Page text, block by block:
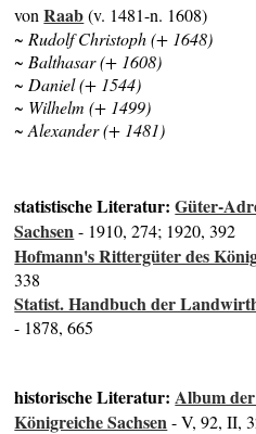
vonRaab(v. 1481-n. 1608)
~ Rudolf Christoph (+ 1648)
~ Balthasar (+ 1608)
~ Daniel (+ 1544)
~ Wilhelm (+ 1499)
~ Alexander (+ 1481)
statistische Literatur:Güter-
Sachsen- 1910, 274; 1920, 392
Hofmann's Rittergüter des
338
Statist. Handbuch der
- 1878, 665
historische Literatur:Album
Königreiche Sachsen- V, 92, II,